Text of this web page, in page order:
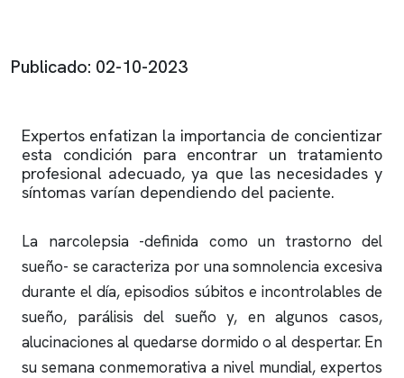
Publicado: 02-10-2023
Expertos enfatizan la importancia de concientizar
esta condición para encontrar un tratamiento
profesional adecuado, ya que las necesidades y
síntomas varían dependiendo del paciente.
La narcolepsia -definida como un trastorno del
sueño- se caracteriza por una somnolencia excesiva
durante el día, episodios súbitos e incontrolables de
sueño, parálisis del sueño y, en algunos casos,
alucinaciones al quedarse dormido o al despertar. En
su semana conmemorativa a nivel mundial, expertos